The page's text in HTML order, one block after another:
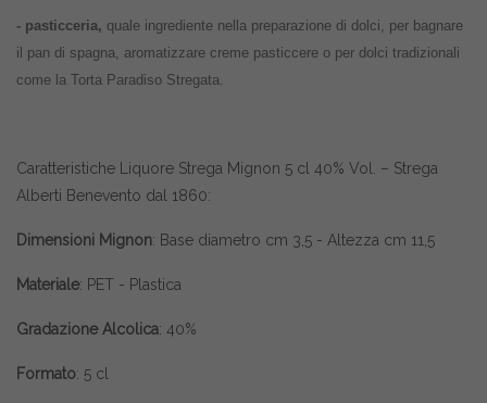
- pasticceria, quale ingrediente nella preparazione di dolci, per bagnare
il pan di spagna, aromatizzare creme pasticcere o per dolci tradizionali
come la Torta Paradiso Stregata.
Caratteristiche Liquore Strega Mignon 5 cl 40% Vol. – Strega
Alberti Benevento dal 1860:
Dimensioni Mignon: Base diametro cm 3,5 - Altezza cm 11,5
Materiale: PET - Plastica
Gradazione Alcolica: 40%
Formato: 5 cl